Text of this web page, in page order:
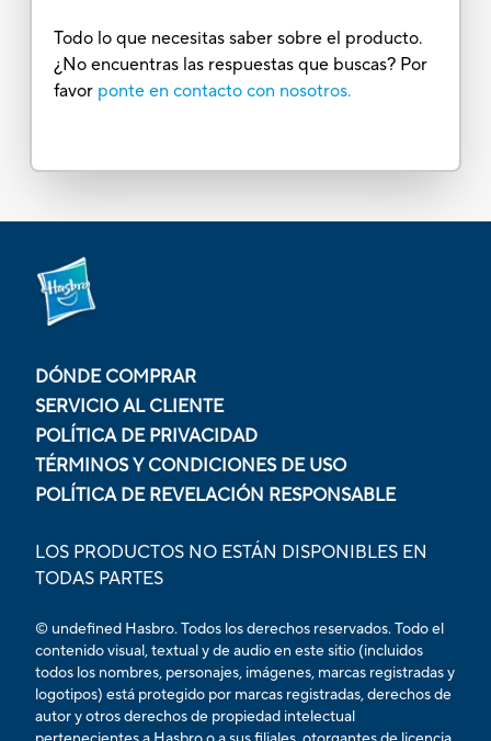
Todo lo que necesitas saber sobre el producto.
¿No encuentras las respuestas que buscas? Por
favor ponte en contacto con nosotros.
DÓNDE COMPRAR
SERVICIO AL CLIENTE
POLÍTICA DE PRIVACIDAD
TÉRMINOS Y CONDICIONES DE USO
POLÍTICA DE REVELACIÓN RESPONSABLE
LOS PRODUCTOS NO ESTÁN DISPONIBLES EN
TODAS PARTES
© undefined Hasbro. Todos los derechos reservados. Todo el
contenido visual, textual y de audio en este sitio (incluidos
todos los nombres, personajes, imágenes, marcas registradas y
logotipos) está protegido por marcas registradas, derechos de
autor y otros derechos de propiedad intelectual